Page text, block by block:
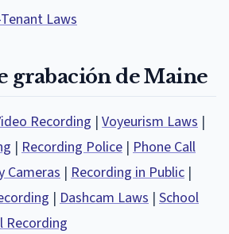
Laws
grabación de Maine
Recording | Voyeurism Laws |
| Recording Police | Phone Call
Cameras | Recording in Public |
| Dashcam Laws | School
Recording